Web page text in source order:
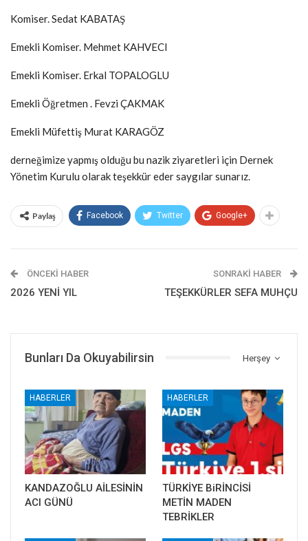
Komiser. Sedat KABATAŞ
Emekli Komiser. Mehmet KAHVECI
Emekli Komiser. Erkal TOPALOGLU
Emekli Öğretmen . Fevzi ÇAKMAK
Emekli Müfettiş Murat KARAGÖZ
derneğimize yapmış olduğu bu nazik ziyaretleri için Dernek
Yönetim Kurulu olarak teşekkür eder saygılar sunarız.
Paylaş Facebook Twitter Google+
ÖNCEKI HABER
2026 YENİ YIL
SONRAKI HABER
TEŞEKKÜRLER SEFA MUHÇU
Herşey
Bunları Da Okuyabilirsin
HABERLER
KANDAZOĞLU AİLESİNİN
ACI GÜNÜ
HABERLER
TÜRKİYE BiRİNCİSİ
METİN MADEN
TEBRİKLER